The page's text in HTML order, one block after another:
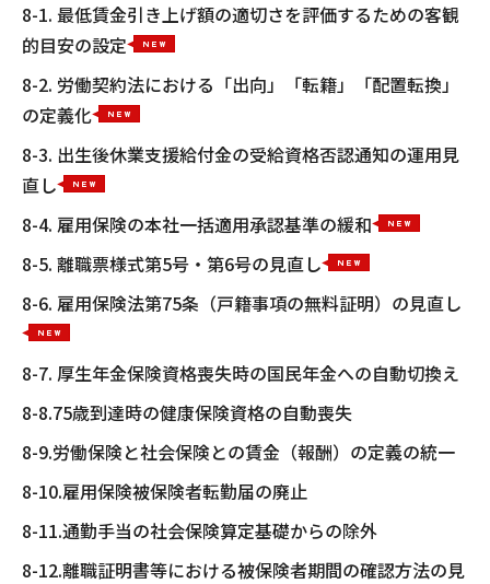
8-1. 最低賃金引き上げ額の適切さを評価するための客観
的目安の設定
8-2. 労働契約法における「出向」「転籍」「配置転換」
の定義化
8-3. 出生後休業支援給付金の受給資格否認通知の運用見
直し
8-4. 雇用保険の本社一括適用承認基準の緩和
8-5. 離職票様式第5号・第6号の見直し
8-6. 雇用保険法第75条（戸籍事項の無料証明）の見直し
8-7. 厚生年金保険資格喪失時の国民年金への自動切換え
8-8.75歳到達時の健康保険資格の自動喪失
8-9.労働保険と社会保険との賃金（報酬）の定義の統一
8-10.雇用保険被保険者転勤届の廃止
8-11.通勤手当の社会保険算定基礎からの除外
8-12.離職証明書等における被保険者期間の確認方法の見